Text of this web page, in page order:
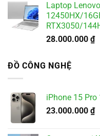
Laptop
12450HX/
RTX3050/
28.000.000 ₫
ĐỒ CÔNG NGHỆ
iPhone 15 Pro
23.000.000 ₫